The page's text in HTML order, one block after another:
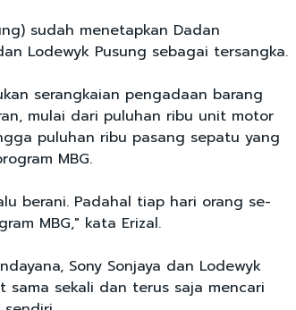
sudah menetapkan Dadan
Lodewyk Pusung sebagai tersangka.
serangkaian pengadaan barang
mulai dari puluhan ribu unit motor
puluhan ribu pasang sepatu yang
MBG.
berani. Padahal tiap hari orang se-
MBG," kata Erizal.
Sony Sonjaya dan Lodewyk
sekali dan terus saja mencari